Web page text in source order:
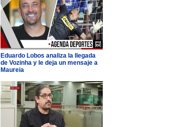
Eduardo Lobos analiza la llegada
de Vozinha y le deja un mensaje a
Maureia